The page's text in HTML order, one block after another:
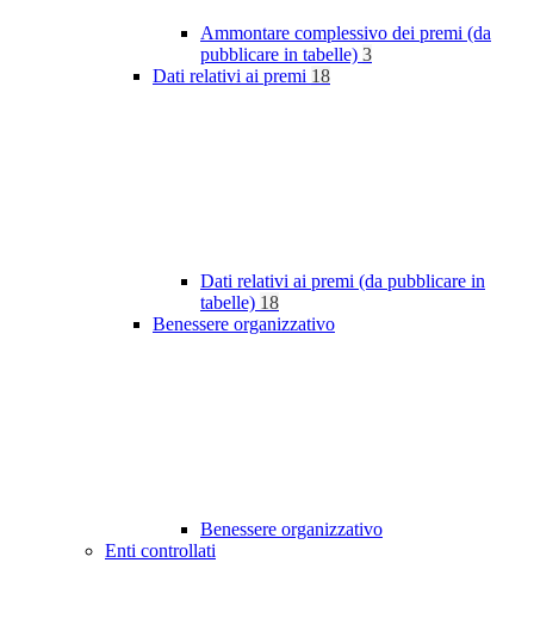
Ammontare complessivo dei premi (da
pubblicare in tabelle) 3
Dati relativi ai premi 18
Dati relativi ai premi (da pubblicare in
tabelle) 18
Benessere organizzativo
Benessere organizzativo
Enti controllati